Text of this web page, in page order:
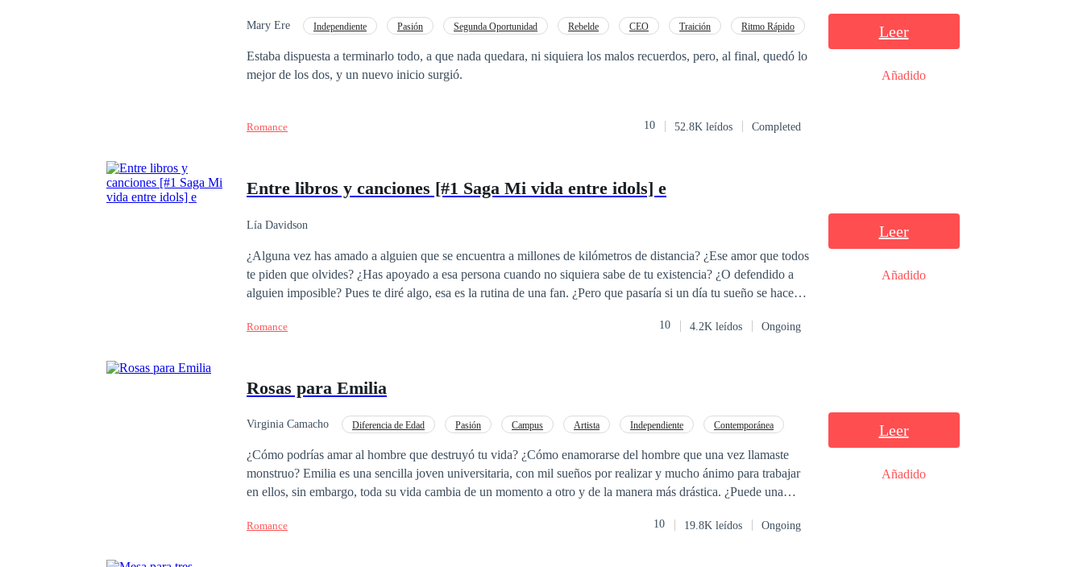
el odio. Un amor construido sobre secretos.
Mary Ere Independiente Pasión Segunda Oportunidad Rebelde CEO Traición
Ritmo Rápido
Estaba dispuesta a terminarlo todo, a que nada quedara, ni siquiera los malos recuerdos, pero, al final, quedó lo
mejor de los dos, y un nuevo inicio surgió.
Romance 10 52.8K leídos Completed
Leer
Añadido
Entre libros y canciones [#1 Saga Mi vida entre idols] e
Lía Davidson
¿Alguna vez has amado a alguien que se encuentra a millones de kilómetros de distancia? ¿Ese amor que todos
te piden que olvides? ¿Has apoyado a esa persona cuando no siquiera sabe de tu existencia? ¿O defendido a
alguien imposible? Pues te diré algo, esa es la rutina de una fan. ¿Pero que pasaría si un día tu sueño se hace
mejor renunciar a todo.
Romance 10 4.2K leídos Ongoing
Leer
Añadido
Rosas para Emilia
Virginia Camacho Diferencia de Edad Pasión Campus Artista Independiente
Contemporánea
¿Cómo podrías amar al hombre que destruyó tu vida? ¿Cómo enamorarse del hombre que una vez llamaste
monstruo? Emilia es una sencilla joven universitaria, con mil sueños por realizar y mucho ánimo para trabajar
en ellos, sin embargo, toda su vida cambia de un momento a otro y de la manera más drástica. ¿Puede una
que le causó todo ese daño? El camino es largo y lleno de curvas, lo que una vez fue el motivo de tus lágrimas,
Romance 10 19.8K leídos Ongoing
Leer
Añadido